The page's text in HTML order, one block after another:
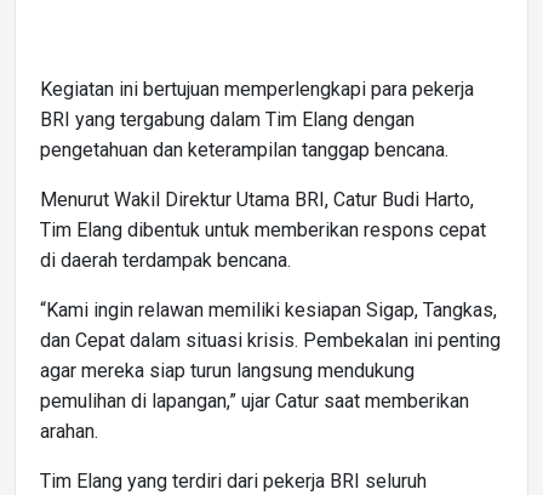
Kegiatan ini bertujuan memperlengkapi para pekerja
BRI yang tergabung dalam Tim Elang dengan
pengetahuan dan keterampilan tanggap bencana.
Menurut Wakil Direktur Utama BRI, Catur Budi Harto,
Tim Elang dibentuk untuk memberikan respons cepat
di daerah terdampak bencana.
“Kami ingin relawan memiliki kesiapan Sigap, Tangkas,
dan Cepat dalam situasi krisis. Pembekalan ini penting
agar mereka siap turun langsung mendukung
pemulihan di lapangan,” ujar Catur saat memberikan
arahan.
Tim Elang yang terdiri dari pekerja BRI seluruh